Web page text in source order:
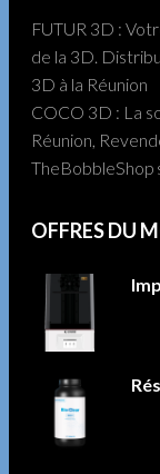
FUTUR 3D :
de la 3D.
3D à la Réunion
COCO 3D : La
Réunion,
TheBobbleShop
OFFRES DU